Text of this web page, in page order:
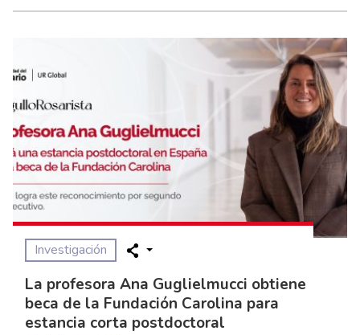
Investigación
La profesora Ana Guglielmucci obtiene
beca de la Fundación Carolina para
estancia corta postdoctoral